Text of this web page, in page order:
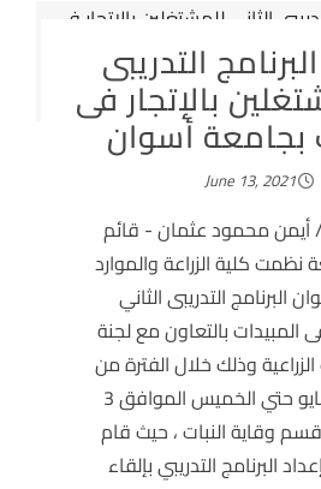
التدريبى
بالإتجار فى
بجامعة أسوان
June 13, 2021
/ أيمن محمود عثمان - قائم
نظمت كلية الزراعة والموارد
البرنامج التدريبى الثاني
المبيدات بالتعاون مع لجنة
الزراعية وذلك خلال الفترة من
الأحد الموافق 30 مايو حتي الخميس الموافق 3
وقاية النبات ، حيث قام
البرنامج التدريبي بإلقاء